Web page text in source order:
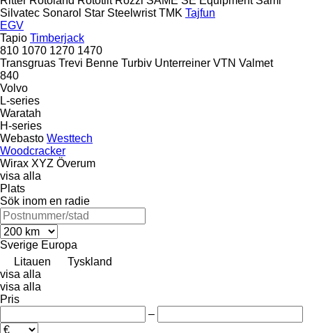
Silvatec Sonarol Star Steelwrist TMK Tajfun
EGV
Tapio Timberjack
810 1070 1270 1470
Transgruas Trevi Benne Turbiv Unterreiner VTN Valmet
840
Volvo
L-series
Waratah
H-series
Webasto Westtech
Woodcracker
Wirax XYZ Överum
visa alla
Plats
Sök inom en radie
Sverige Europa
Litauen
Tyskland
visa alla
visa alla
Pris
–